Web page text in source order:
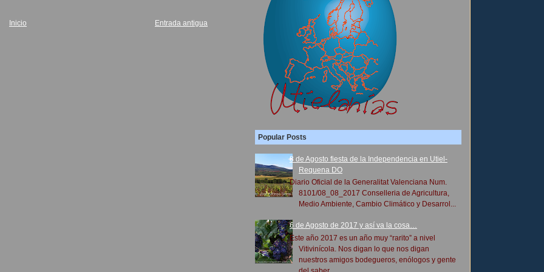
Entrada antigua
Inicio
Popular Posts
8 de Agosto fiesta de la Independencia en Utiel-
Requena DO
Diario Oficial de la Generalitat Valenciana Num.
8101/08_08_2017 Conselleria de Agricultura,
Medio Ambiente, Cambio Climático y Desarrol...
6 de Agosto de 2017 y así va la cosa…
Este año 2017 es un año muy “rarito” a nivel
Vitivinícola. Nos digan lo que nos digan
nuestros amigos bodegueros, enólogos y gente